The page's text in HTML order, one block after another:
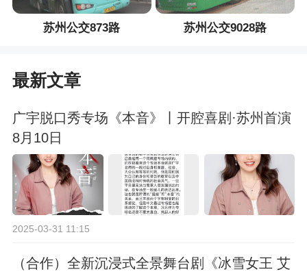
苏州公交873路 苏州公交9028路
最新文章
广宇脱口秀专场《本音》丨开腔喜剧·苏州首演
8月10日
2025-03-31 11:15
（合作）全新沉浸式全景舞台剧《冰雪女王 艾